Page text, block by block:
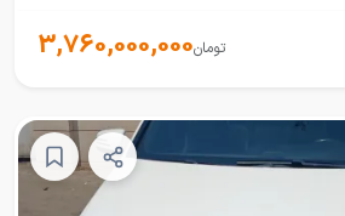
3,760,000,000تومان